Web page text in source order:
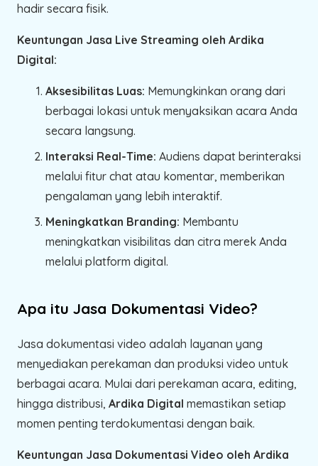
hadir secara fisik.
Keuntungan Jasa Live Streaming oleh Ardika
Digital:
Aksesibilitas Luas: Memungkinkan orang dari
berbagai lokasi untuk menyaksikan acara Anda
secara langsung.
Interaksi Real-Time: Audiens dapat berinteraksi
melalui fitur chat atau komentar, memberikan
pengalaman yang lebih interaktif.
Meningkatkan Branding: Membantu
meningkatkan visibilitas dan citra merek Anda
melalui platform digital.
Apa itu Jasa Dokumentasi Video?
Jasa dokumentasi video adalah layanan yang
menyediakan perekaman dan produksi video untuk
berbagai acara. Mulai dari perekaman acara, editing,
hingga distribusi, Ardika Digital memastikan setiap
momen penting terdokumentasi dengan baik.
Keuntungan Jasa Dokumentasi Video oleh Ardika